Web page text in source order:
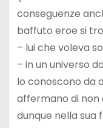
conseguenze
baffuto eroe si
– lui che voleva
– in un universo
lo conoscono da
affermano di non
dunque nella sua